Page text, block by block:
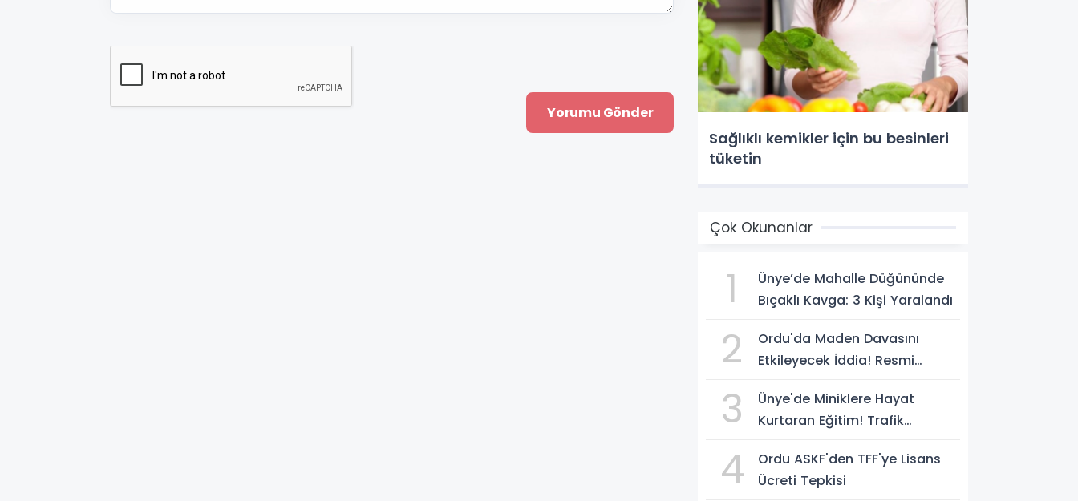
Sağlıklı kemikler için bu besinleri
tüketin
Çok Okunanlar
1
Ünye’de Mahalle Düğününde
Bıçaklı Kavga: 3 Kişi Yaralandı
2
Ordu'da Maden Davasını
Etkileyecek İddia! Resmi
3
Ünye'de Miniklere Hayat
Kurtaran Eğitim! Trafik
4
Ordu ASKF'den TFF'ye Lisans
Ücreti Tepkisi